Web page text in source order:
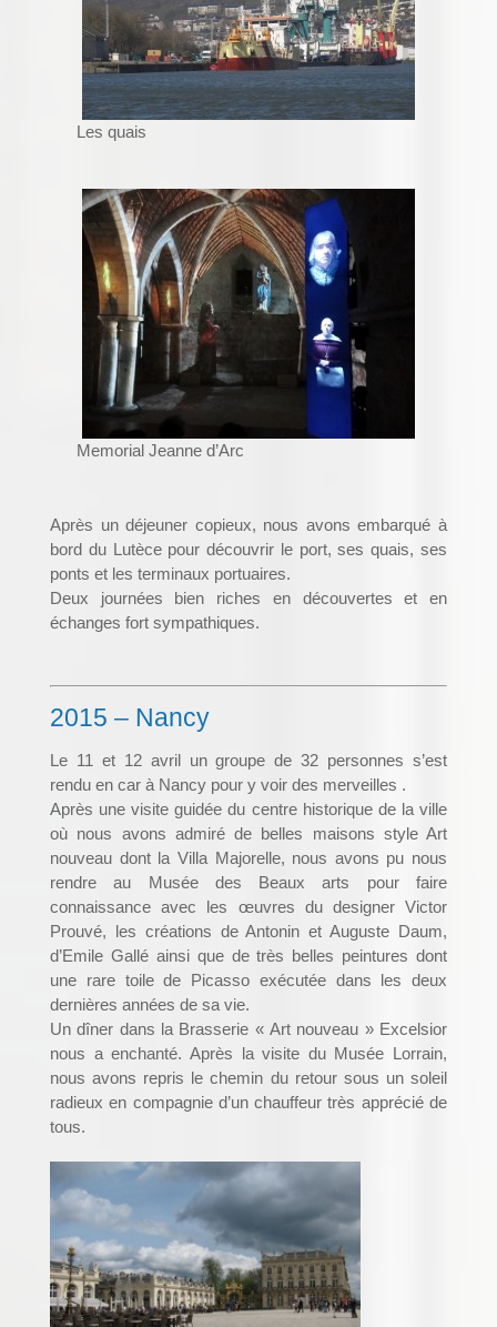
Les quais
Memorial Jeanne d’Arc
Après un déjeuner copieux, nous avons embarqué à
bord du Lutèce pour découvrir le port, ses quais, ses
ponts et les terminaux portuaires.
Deux journées bien riches en découvertes et en
échanges fort sympathiques.
2015 – Nancy
​Le 11 et 12 avril un groupe de 32 personnes s’est
rendu en car à Nancy pour y voir des merveilles .
Après une visite guidée du centre historique de la ville
où nous avons admiré de belles maisons style Art
nouveau dont la Villa Majorelle, nous avons pu nous
rendre au Musée des Beaux arts pour faire
connaissance avec les œuvres du designer Victor
Prouvé, les créations de Antonin et Auguste Daum,
d’Emile Gallé ainsi que de très belles peintures dont
une rare toile de Picasso exécutée dans les deux
dernières années de sa vie.
Un dîner dans la Brasserie « Art nouveau » Excelsior
nous a enchanté. Après la visite du Musée Lorrain,
nous avons repris le chemin du retour sous un soleil
radieux en compagnie d’un chauffeur très apprécié de
tous.